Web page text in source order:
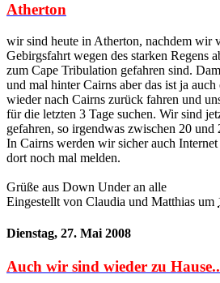
Atherton
wir sind heute in Atherton, nachdem wir
Gebirgsfahrt wegen des starken Regens
zum Cape Tribulation gefahren sind.
und mal hinter Cairns aber das ist ja
wieder nach Cairns zurück fahren und
für die letzten 3 Tage suchen. Wir sind
gefahren, so irgendwas zwischen 20 und
In Cairns werden wir sicher auch
dort noch mal melden.
Grüße aus Down Under an alle
Eingestellt von Claudia und Matthias um
Dienstag, 27. Mai 2008
Auch wir sind wieder zu